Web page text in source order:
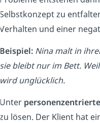
Selbstkonzept zu
Verhalten und einer
Beispiel: Nina malt in
sie bleibt nur im Bett.
wird unglücklich.
Unter
zu lösen. Der Klient hat